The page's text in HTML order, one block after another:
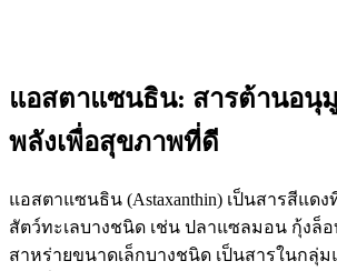
แอสตาแซนธิน: สารต้านอนุ
พลังเพื่อสุขภาพที่ดี
แอสตาแซนธิน (Astaxanthin) เป็นสารสีแด
สัตว์ทะเลบางชนิด เช่น ปลาแซลมอน กุ้งล็อ
สาหร่ายขนาดเล็กบางชนิด เป็นสารในกลุ่